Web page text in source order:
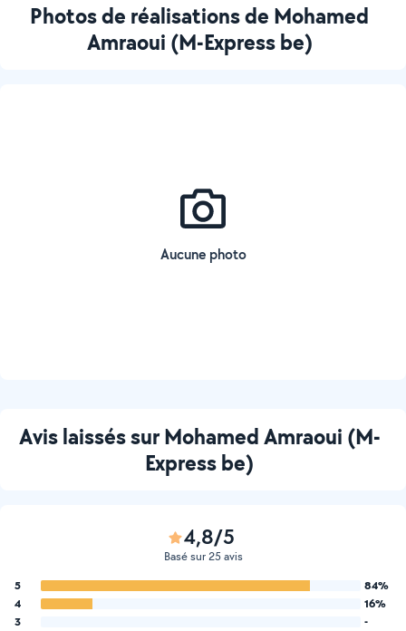
Photos de réalisations de Mohamed
Amraoui (M-Express be)
Aucune photo
Avis laissés sur Mohamed Amraoui (M-
Express be)
4,8/5
Basé sur 25 avis
5
84%
4
16%
3
-